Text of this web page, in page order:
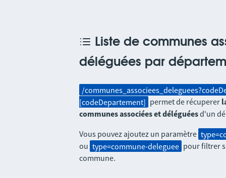
Liste de communes
déléguées par
/
[codeDepartement] permet de récuperer
communes associées et déléguéesd'un
Vous pouvez ajoutez un paramètre
ou type=commune-deleguee pour filtrer
commune.